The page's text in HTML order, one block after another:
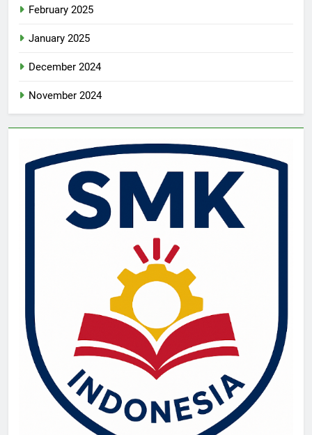
February 2025
January 2025
December 2024
November 2024